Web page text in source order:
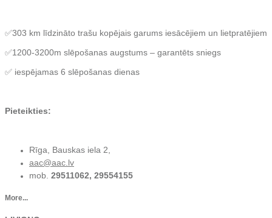
✅303 km līdzināto trašu kopējais garums iesācējiem un lietpratējiem
✅1200-3200m slēpošanas augstums – garantēts sniegs
✅ iespējamas 6 slēpošanas dienas
Pieteikties:
Rīga, Bauskas iela 2,
aac@aac.lv
mob. 29511062, 29554155
More...